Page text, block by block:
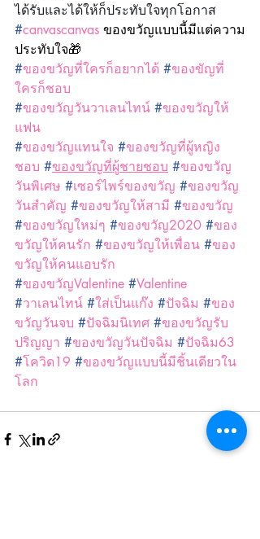
ได้รับและได้ให้ก็ประทับใจทุกโอกาส
#canvascanvas ของขวัญแบบนี้มีแต่ความ
ประทับใจ🎁
#ของขวัญที่ใครก็อยากได้ #ของขัญที่
ใครก็ชอบ
#ของขวัญวันวาเลนไทน์ #ของขวัญให้
แฟน
#ของขวัญแทนใจ #ของขวัญที่ผู้หญิง
ชอบ #ของขวัญที่ผู้ชายชอบ #ของขวัญ
วันพิเศษ #เซอร์ไพร์ของขวัญ #ของขวัญ
วันสำคัญ #ของขวัญให้สามี #ของขวัญ
#ของขวัญใหม่ๆ #ของขวัญ2020 #ของ
ขวัญให้คนรัก #ของขวัญให้เพื่อน #ของ
ขวัญให้คนแอบรัก
#ของขวัญValentine #Valentine
#วาเลนไทน์ #ใส่เป็นแก๊ง #ปัจฉิม #ของ
ขวัญวันจบ #ปัจฉิมนิเทศ #ของขวัญรับ
ปริญญา #ของขวัญวันปัจฉิม #ปัจฉิม63
#โควิด19 #ของขวัญแบบนี้มีชิ้นเดียวใน
โลก